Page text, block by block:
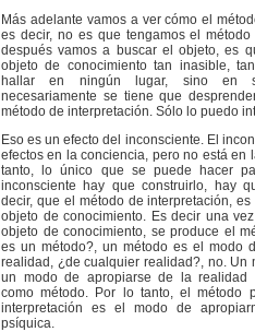
Más adelante vamos a ver cómo el
es decir, no es que tengamos el
después vamos a buscar el objeto, es
objeto de conocimiento tan inasible,
hallar en ningún lugar, sino en
necesariamente se tiene que
método de interpretación. Sólo lo puedo
Eso es un efecto del inconsciente. El
efectos en la conciencia, pero no está en
tanto, lo único que se puede hacer
inconsciente hay que construirlo, hay
decir, que el método de interpretación,
objeto de conocimiento. Es decir una
objeto de conocimiento, se produce el
es un método?, un método es el modo
realidad, ¿de cualquier realidad?, no. Un
un modo de apropiarse de la realidad
como método. Por lo tanto, el método
interpretación es el modo de
psíquica.